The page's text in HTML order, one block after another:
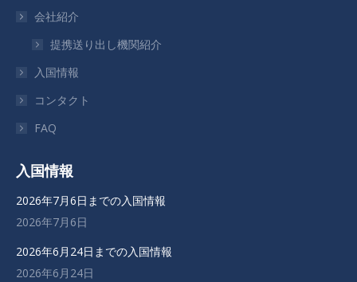
会社紹介
提携送り出し機関紹介
入国情報
コンタクト
FAQ
入国情報
2026年7月6日までの入国情報
2026年7月6日
2026年6月24日までの入国情報
2026年6月24日